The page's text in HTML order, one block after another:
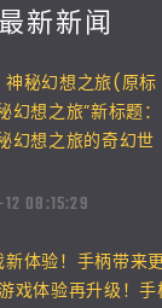
最新新闻
神秘幻想之旅(原标
幻想之旅”新标题：
幻想之旅的奇幻世
08:15:29
体验！手柄带来更
戏体验再升级！手